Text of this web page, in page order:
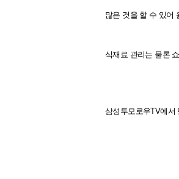
많은 것을 할 수 있어
식재료 관리는 물론
삼성투모로우TV에서